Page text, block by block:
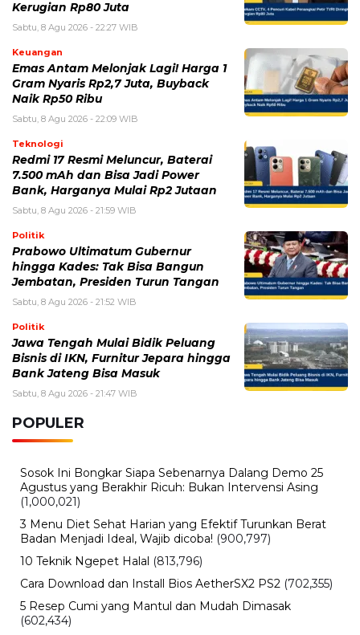
Kerugian Rp80 Juta
Sabtu, 8 Agu 2026 - 22:27 WIB
Keuangan
Emas Antam Melonjak Lagi! Harga 1
Gram Nyaris Rp2,7 Juta, Buyback
Naik Rp50 Ribu
Sabtu, 8 Agu 2026 - 22:09 WIB
Teknologi
Redmi 17 Resmi Meluncur, Baterai
7.500 mAh dan Bisa Jadi Power
Bank, Harganya Mulai Rp2 Jutaan
Sabtu, 8 Agu 2026 - 21:59 WIB
Politik
Prabowo Ultimatum Gubernur
hingga Kades: Tak Bisa Bangun
Jembatan, Presiden Turun Tangan
Sabtu, 8 Agu 2026 - 21:52 WIB
Politik
Jawa Tengah Mulai Bidik Peluang
Bisnis di IKN, Furnitur Jepara hingga
Bank Jateng Bisa Masuk
Sabtu, 8 Agu 2026 - 21:47 WIB
POPULER
Sosok Ini Bongkar Siapa Sebenarnya Dalang Demo 25
Agustus yang Berakhir Ricuh: Bukan Intervensi Asing
(1,000,021)
3 Menu Diet Sehat Harian yang Efektif Turunkan Berat
Badan Menjadi Ideal, Wajib dicoba! (900,797)
10 Teknik Ngepet Halal (813,796)
Cara Download dan Install Bios AetherSX2 PS2 (702,355)
5 Resep Cumi yang Mantul dan Mudah Dimasak
(602,434)